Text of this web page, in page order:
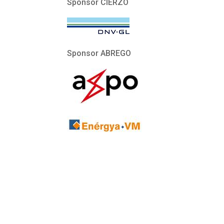
Sponsor CIERZO
Sponsor ABREGO